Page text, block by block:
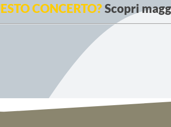
CONCERTO?Scopri